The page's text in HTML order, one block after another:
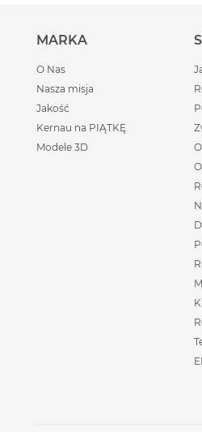
MARKA
O Nas
Nasza misja
Jakość
Kernau na PIĄTKĘ
Modele 3D